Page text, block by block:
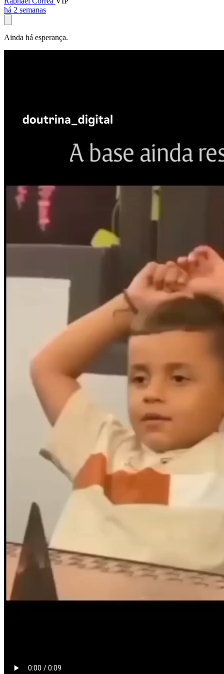
há 2 semanas
Ainda há esperança.